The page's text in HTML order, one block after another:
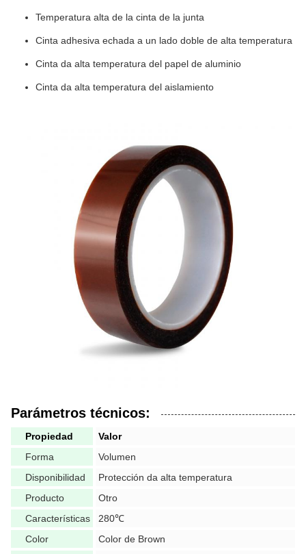
Temperatura alta de la cinta de la junta
Cinta adhesiva echada a un lado doble de alta temperatura
Cinta da alta temperatura del papel de aluminio
Cinta da alta temperatura del aislamiento
Parámetros técnicos:
Propiedad
Valor
Forma
Volumen
Disponibilidad
Protección da alta temperatura
Producto
Otro
Características
280℃
Color
Color de Brown